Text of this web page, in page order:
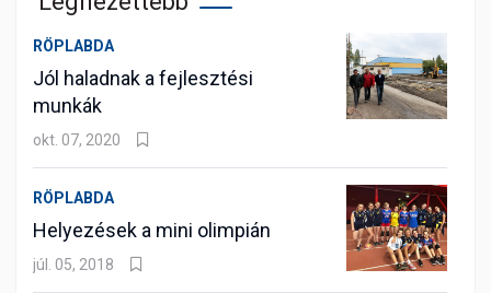
RÖPLABDA
Jól haladnak a fejlesztési
munkák
okt. 07, 2020
RÖPLABDA
Helyezések a mini olimpián
júl. 05, 2018